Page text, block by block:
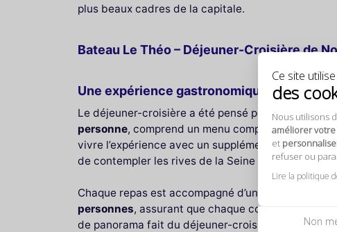
Ce site utilise
des
Nous utilisons
améliorer
et
refuser ou
Lire la politique
Non
plus beaux cadres de la capitale.
Bateau Le Théo – Déjeuner-Croisière de
Une expérience gastronomique raffinée
Le déjeuner-croisière a été pensé pour offrir un
personne, comprend un menu complet entrois
vivre l’expérience avec un supplément de confort
de contempler les rives de la Seine sous un angle
Chaque repas est accompagné d’un
personnes, assurant que chaque convive profite
de panorama fait du déjeuner-croisière une